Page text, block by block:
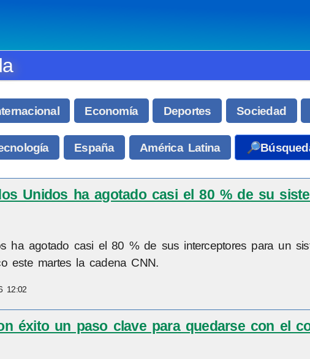
Economía Deportes Sociedad
España América Latina
Unidos ha agotado casi el 80 % de su
ha agotado casi el 80 % de sus interceptores para un
este martes la cadena CNN.
12:02
éxito un paso clave para quedarse con el